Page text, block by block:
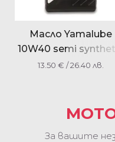
Масло Yamalube
10W40 semi
YMD650210105
13.50 € / 26.40 лв.
За вашите